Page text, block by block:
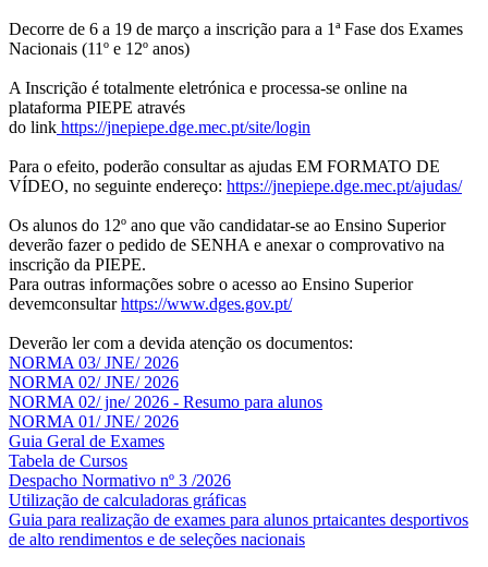
Decorre de 6 a 19 de março a inscrição para a 1ª Fase dos Exames
Nacionais (11º e 12º anos)
A Inscrição é totalmente eletrónica e processa-se online na
plataforma PIEPE através
do link https://jnepiepe.dge.mec.pt/site/login
Para o efeito, poderão consultar as ajudas EM FORMATO DE
VÍDEO, no seguinte endereço: https://jnepiepe.dge.mec.pt/ajudas/
Os alunos do 12º ano que vão candidatar-se ao Ensino Superior
deverão fazer o pedido de SENHA e anexar o comprovativo na
inscrição da PIEPE.
Para outras informações sobre o acesso ao Ensino Superior
devemconsultarhttps://www.dges.gov.pt/
Deverão ler com a devida atenção os documentos:
NORMA 03/ JNE/ 2026
NORMA 02/ JNE/ 2026
NORMA 02/ jne/ 2026 - Resumo para alunos
NORMA 01/ JNE/ 2026
Guia Geral de Exames
Tabela de Cursos
Despacho Normativo nº 3 /2026
Utilização de calculadoras gráficas
Guia para realização de exames para alunos prtaicantes desportivos
de alto rendimentos e de seleções nacionais